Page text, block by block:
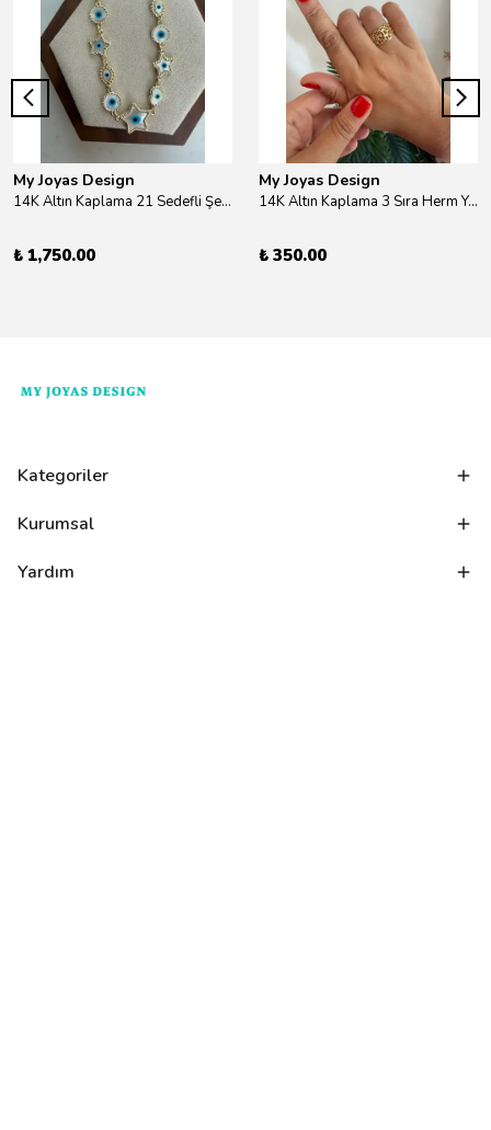
My Joyas Design
14K Altın Kaplama 21 Sedefli Şekiller Kolye 46cm
₺ 1,750.00
My Joyas Design
14K Altın Kaplama 3 Sıra Herm Yüzük Gold
₺ 350.00
Kategoriler
Kurumsal
Yardım